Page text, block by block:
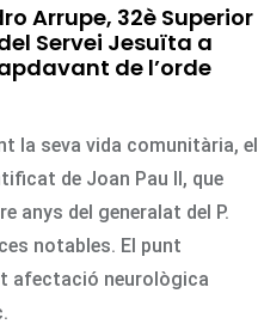
Arrupe, 32è Superior
Servei Jesuïta a
de l’orde
la seva vida comunitària, el
de Joan Pau II, que
anys del generalat del P.
notables. El punt
afectació neurològica